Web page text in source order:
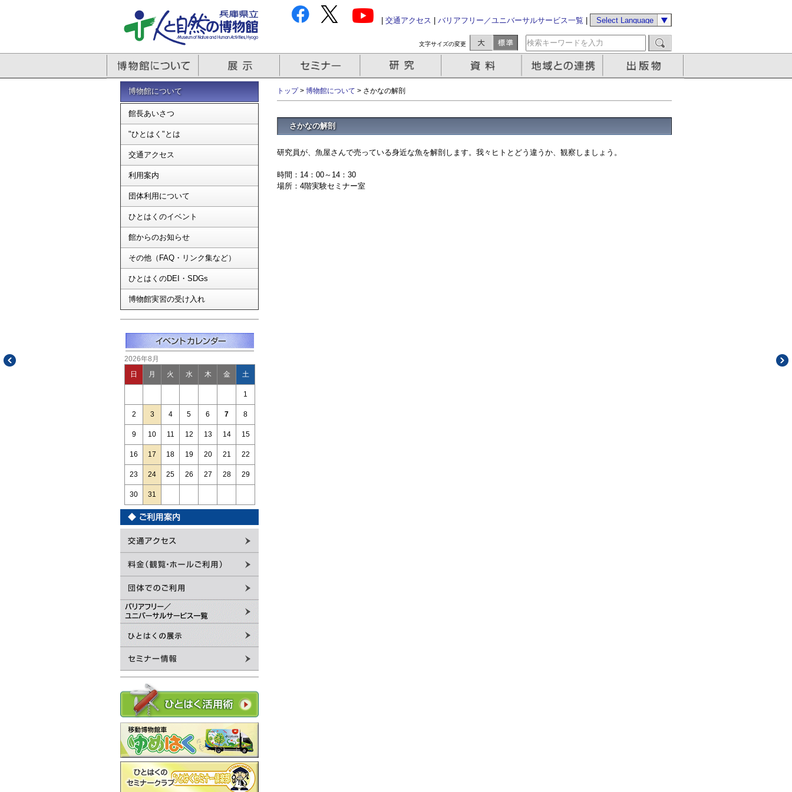
交通アクセス バリアフリー／ユニバーサルサービス一覧
文字サイズの変更
博物館について
館長あいさつ
"ひとはく"とは
交通アクセス
利用案内
団体利用について
ひとはくのイベント
館からのお知らせ
その他（FAQ・リンク集など）
ひとはくのDEI・SDGs
博物館実習の受け入れ
2026年8月
日 月 火 水 木 金 土
1
2 3 4 5 6 7 8
9 10 11 12 13 14 15
16 17 18 19 20 21 22
23 24 25 26 27 28 29
30 31
トップ> 博物館について > さかなの解剖
さかなの解剖
研究員が、魚屋さんで売っている身近な魚を解剖します。我々ヒトとどう違うか、観察しましょう。
時間：14：00～14：30
場所：4階実験セミナー室